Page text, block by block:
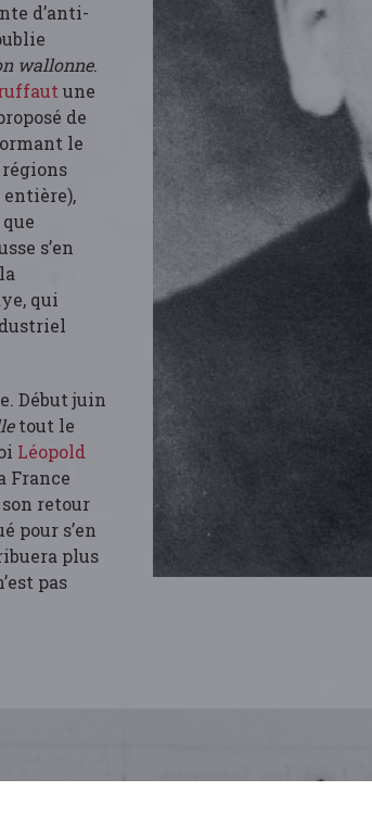
d’anti-
wallonne.
une
de
le
s’en
qui
Début juin
tout le
Léopold
France
retour
pour s’en
plus
pas